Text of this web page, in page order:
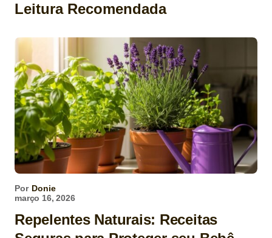
Leitura Recomendada
Por Donie
março 16, 2026
Repelentes Naturais: Receitas